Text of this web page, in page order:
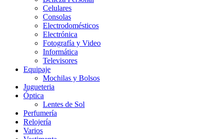
Celulares
Consolas
Electrodomésticos
Electrónica
Fotografía y Video
Informática
Televisores
Equipaje
Mochilas y Bolsos
Jugueteria
Óptica
Lentes de Sol
Perfumería
Relojería
Varios